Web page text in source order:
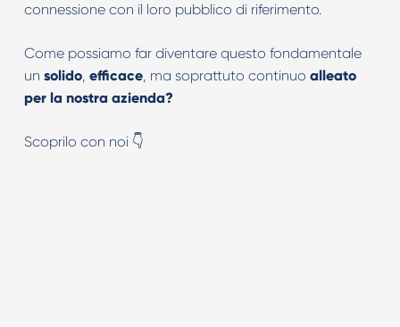
connessione con il loro pubblico di riferimento.
Come possiamo far diventare questo fondamentale
un solido, efficace, ma soprattuto continuo alleato
per la nostra azienda?
Scoprilo con noi 👇